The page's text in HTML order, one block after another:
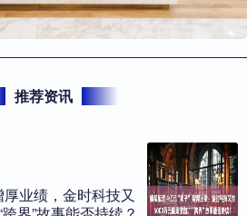
推荐资讯
厚业绩，金时科技又